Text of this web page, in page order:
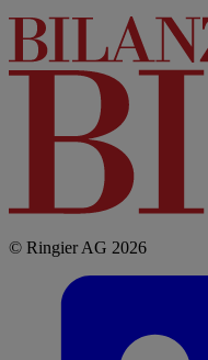
© Ringier AG 2026